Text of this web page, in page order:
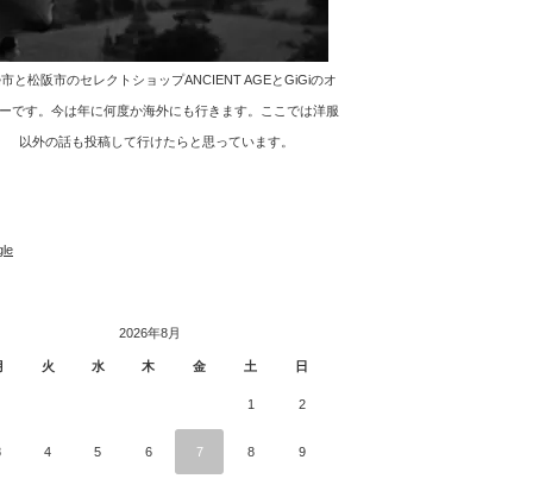
と松阪市のセレクトショップANCIENT AGEとGiGiのオ
です。今は年に何度か海外にも行きます。ここでは洋服
以外の話も投稿して行けたらと思っています。
2026年8月
火 水 木 金 土 日
1 2
4 5 6 7 8 9